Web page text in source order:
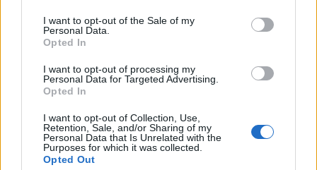
I want to opt-out of the Sale of my
Personal Data.
Opted In
I want to opt-out of processing my
Personal Data for Targeted Advertising.
Opted In
I want to opt-out of Collection, Use,
Retention, Sale, and/or Sharing of my
Personal Data that Is Unrelated with the
Purposes for which it was collected.
Opted Out
Lepelfelhő Párnafelhő